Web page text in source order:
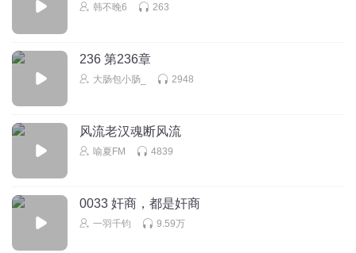
韩不晚6 263
236 第236章
大肠包小肠_ 2948
风流老汉魂断风流
喻夏FM 4839
0033 奸商，都是奸商
一羽千钧 9.59万